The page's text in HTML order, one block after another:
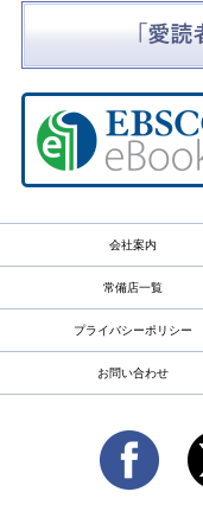
会社案内
常備店一覧
プライバシーポリシー
お問い合わせ